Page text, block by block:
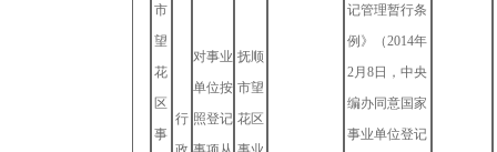
市
望
花
区
事
行
对事业
单位按
照登记
抚顺
市望
花区
记管理暂行条
例》（2014年
2月8日，中央
编办同意国家
事业单位登记